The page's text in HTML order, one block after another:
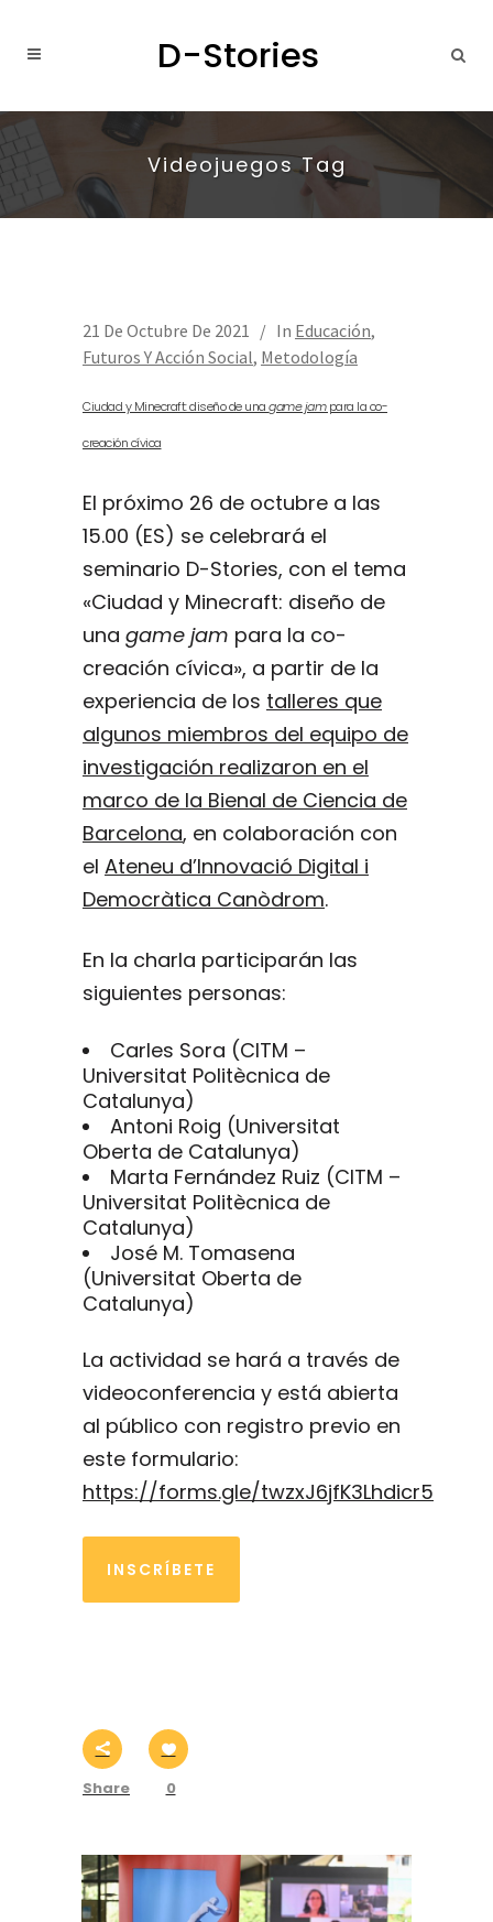
Videojuegos Tag
21 De Octubre De 2021 In Educación,
Futuros Y Acción Social, Metodología
Ciudad y Minecraft: diseño de unagame jampara la co-
creación cívica
El próximo 26 de octubre a las
15.00 (ES) se celebrará el
seminario D-Stories, con el tema
«Ciudad y Minecraft: diseño de
una game jam para la co-
creación cívica», a partir de la
experiencia de los talleres que
algunos miembros del equipo de
investigación realizaron en el
marco de la Bienal de Ciencia de
Barcelona, en colaboración con
el Ateneu d’Innovació Digital i
Democràtica Canòdrom.
En la charla participarán las
siguientes personas:
Carles Sora (CITM –
Universitat Politècnica de
Catalunya)
Antoni Roig (Universitat
Oberta de Catalunya)
Marta Fernández Ruiz (CITM –
Universitat Politècnica de
Catalunya)
José M. Tomasena
(Universitat Oberta de
Catalunya)
La actividad se hará a través de
videoconferencia y está abierta
al público con registro previo en
este formulario:
https://forms.gle/twzxJ6jfK3Lhdicr5
INSCRÍBETE
Share 0